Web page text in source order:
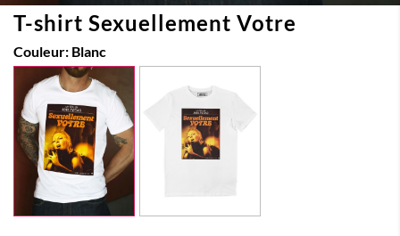
T-shirt Sexuellement Votre
Couleur: Blanc